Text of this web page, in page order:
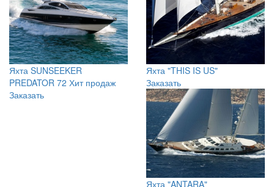
Яхта SUNSEEKER
PREDATOR 72
Хит продаж
Яхта "THIS IS US"
Заказать